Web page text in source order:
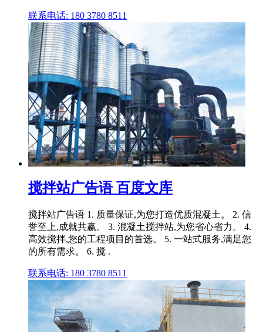
联系电话: 180 3780 8511
搅拌站广告语 百度文库
搅拌站广告语 1. 质量保证,为您打造优质混凝土。 2. 信
誉至上,成就共赢。 3. 混凝土搅拌站,为您省心省力。 4.
高效搅拌,您的工程项目的首选。 5. 一站式服务,满足您
的所有需求。 6. 搅 .
联系电话: 180 3780 8511